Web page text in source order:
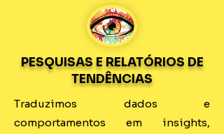
PESQUISAS E RELATÓRIOS DE
TENDÊNCIAS
Traduzimos dados e
comportamentos em insights,